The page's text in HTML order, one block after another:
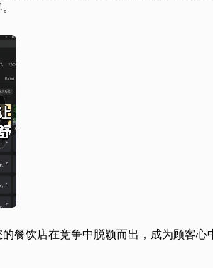
餐饮店在竞争中脱颖而出，成为顾客心